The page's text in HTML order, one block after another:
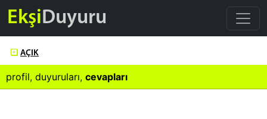
EkşiDuyuru
AÇIK
profil, duyuruları, cevapları